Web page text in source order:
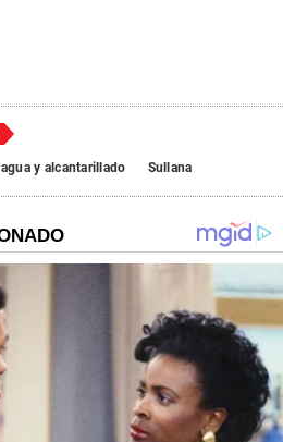
agua y alcantarillado Sullana